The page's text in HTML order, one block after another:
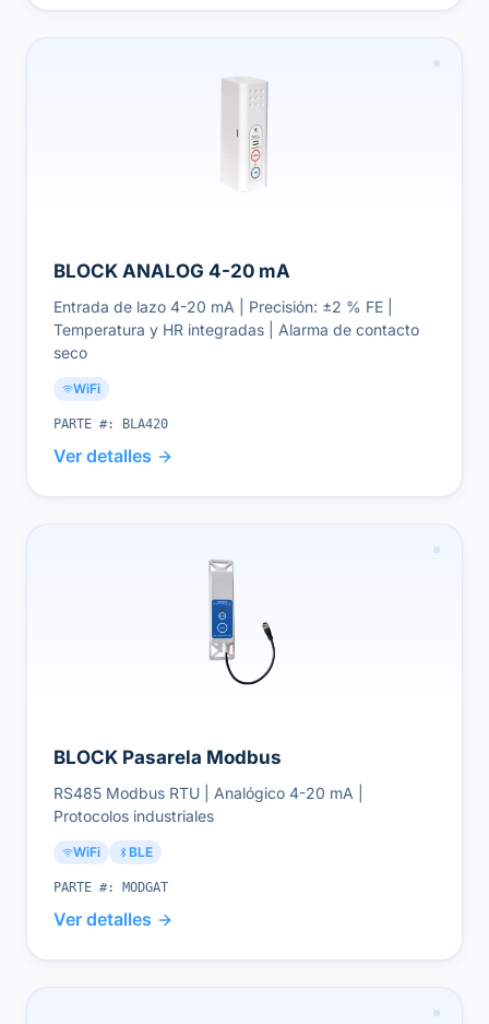
BLOCK ANALOG 4-20 mA
Entrada de lazo 4-20 mA | Precisión: ±2 % FE |
Temperatura y HR integradas | Alarma de contacto
seco
WiFi
PARTE #: BLA420
Ver detalles
BLOCK Pasarela Modbus
RS485 Modbus RTU | Analógico 4-20 mA |
Protocolos industriales
WiFi BLE
PARTE #: MODGAT
Ver detalles